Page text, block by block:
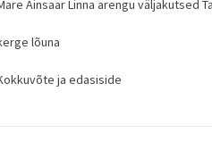
Ainsaar Linna arengu väljakutsed
lõuna
ja edasiside